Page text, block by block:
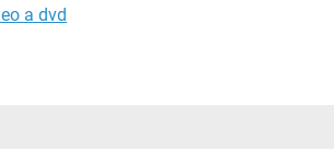
a dvd